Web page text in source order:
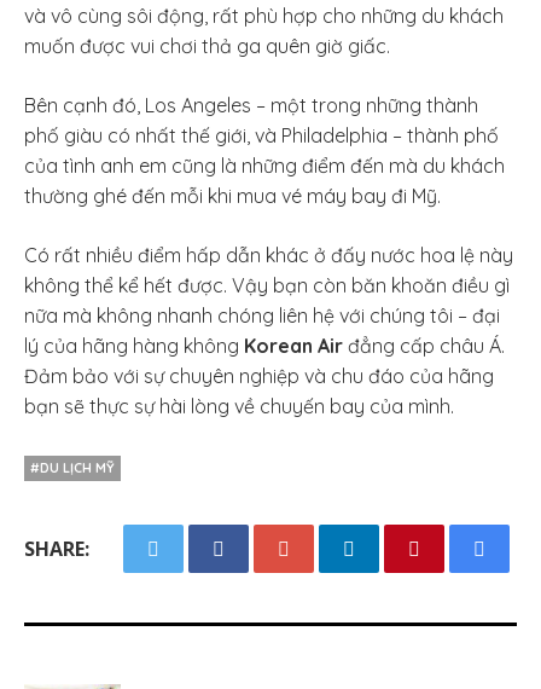
và vô cùng sôi động, rất phù hợp cho những du khách
muốn được vui chơi thả ga quên giờ giấc.
Bên cạnh đó, Los Angeles – một trong những thành
phố giàu có nhất thế giới, và Philadelphia – thành phố
của tình anh em cũng là những điểm đến mà du khách
thường ghé đến mỗi khi mua vé máy bay đi Mỹ.
Có rất nhiều điểm hấp dẫn khác ở đấy nước hoa lệ này
không thể kể hết được. Vậy bạn còn băn khoăn điều gì
nữa mà không nhanh chóng liên hệ với chúng tôi – đại
lý của hãng hàng không Korean Air đẳng cấp châu Á.
Đảm bảo với sự chuyên nghiệp và chu đáo của hãng
bạn sẽ thực sự hài lòng về chuyến bay của mình.
#DU LỊCH MỸ
SHARE: